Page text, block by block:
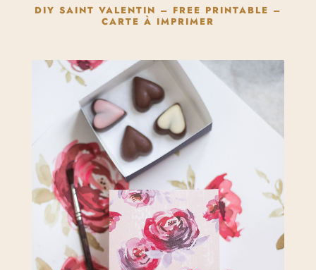
DIY SAINT VALENTIN – FREE PRINTABLE –
CARTE À IMPRIMER